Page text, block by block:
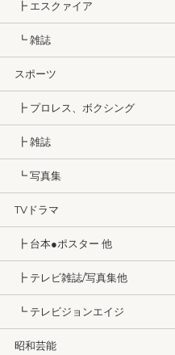
┣ エスクァイア
┗ 雑誌
スポーツ
┣ プロレス、ボクシング
┣ 雑誌
┗ 写真集
TVドラマ
┣ 台本●ポスター 他
┣ テレビ雑誌/写真集他
┗ テレビジョンエイジ
昭和芸能